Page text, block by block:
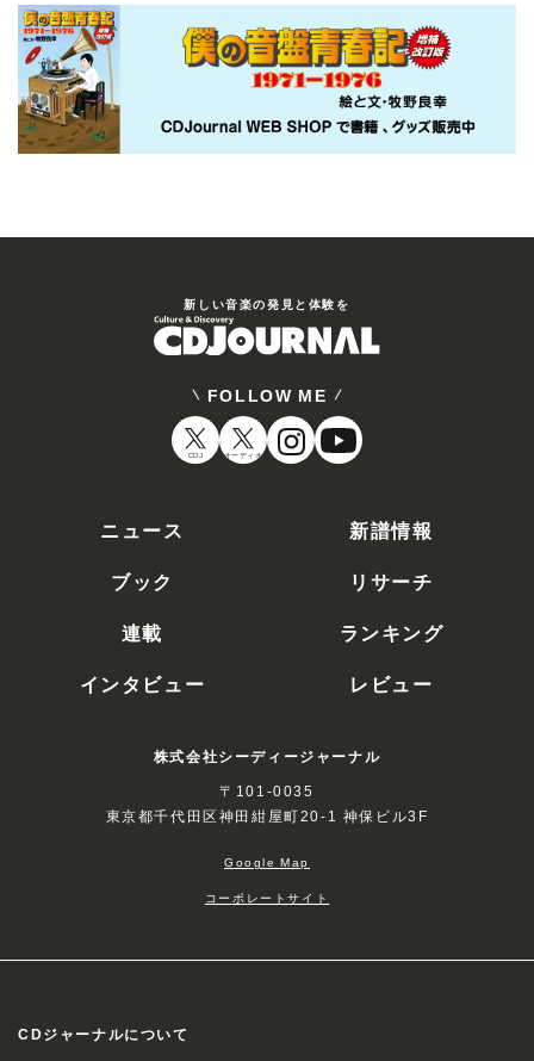
新しい⾳楽の発⾒と体験を
FOLLOW ME
CDJ オーディオ
ニュース
新譜情報
ブック
リサーチ
連載
ランキング
インタビュー
レビュー
株式会社シーディージャーナル
〒101-0035
東京都千代田区神田紺屋町20-1 神保ビル3F
Google Map
コーポレートサイト
CDジャーナルについて